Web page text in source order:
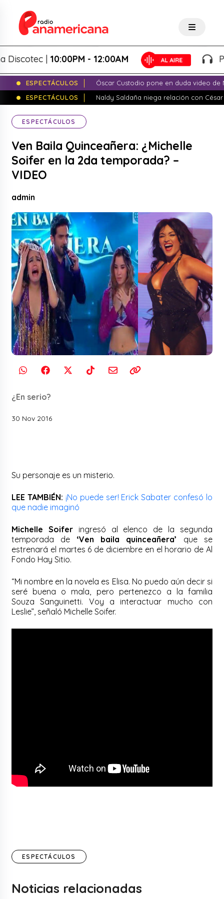
|10:00PM - 12:00AM
ESPECTÁCULOS
Óscar Custodio pone en duda video de
ESPECTÁCULOS
Naldy Saldaña niega relación con
ESPECTÁCULOS
Ven Baila Quinceañera: ¿Michelle
Soifer en la 2da temporada? –
VIDEO
admin
¿En serio?
30 Nov 2016
Su personaje es un misterio.
LEE TAMBIÉN: ¡No puede ser! Erick Sabater confesó lo
que nadie imaginó
Michelle Soifer ingresó al elenco de la segunda
temporada de ‘Ven baila quinceañera’ que se
estrenará el martes 6 de diciembre en el horario de Al
Fondo Hay Sitio.
“Mi nombre en la novela es Elisa. No puedo aún decir si
seré buena o mala, pero pertenezco a la familia
Souza Sanguinetti. Voy a interactuar mucho con
Leslie”, señaló Michelle Soifer.
ESPECTÁCULOS
Noticias relacionadas